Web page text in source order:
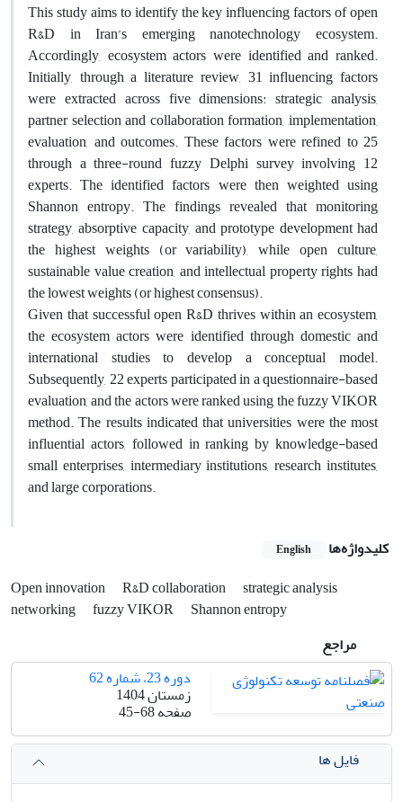
This study aims to identify the key influencing factors of open
R&D in Iran’s emerging nanotechnology ecosystem.
Accordingly, ecosystem actors were identified and ranked.
Initially, through a literature review, 31 influencing factors
were extracted across five dimensions: strategic analysis,
partner selection and collaboration formation, implementation,
evaluation, and outcomes. These factors were refined to 25
through a three-round fuzzy Delphi survey involving 12
experts. The identified factors were then weighted using
Shannon entropy. The findings revealed that monitoring
strategy, absorptive capacity, and prototype development had
the highest weights (or variability), while open culture,
sustainable value creation, and intellectual property rights had
the lowest weights (or highest consensus).
Given that successful open R&D thrives within an ecosystem,
the ecosystem actors were identified through domestic and
international studies to develop a conceptual model.
Subsequently, 22 experts participated in a questionnaire-based
evaluation, and the actors were ranked using the fuzzy VIKOR
method. The results indicated that universities were the most
influential actors, followed in ranking by knowledge-based
small enterprises, intermediary institutions, research institutes,
and large corporations.
کلیدواژه‌ها English
Open innovation R&‌‌‌‌D collaboration
strategic analysis
networking
fuzzy VIKOR
Shannon entropy
مراجع
دوره 23، شماره 62
زمستان 1404
صفحه45-68
فایل ها